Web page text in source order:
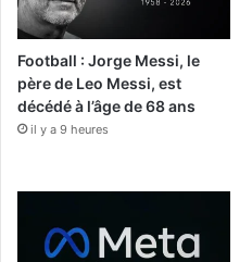
Football : Jorge Messi, le
père de Leo Messi, est
décédé à l’âge de 68 ans
il y a 9 heures